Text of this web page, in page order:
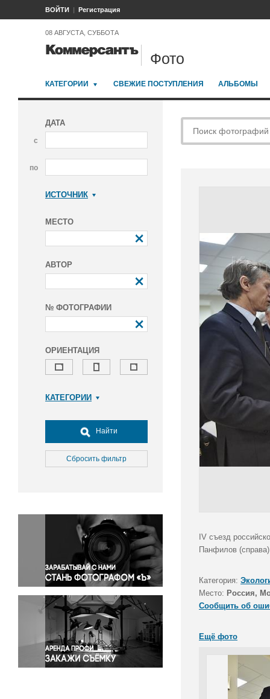
ВОЙТИ Регистрация
08 АВГУСТА, СУББОТА
Фото
КАТЕГОРИИ СВЕЖИЕ ПОСТУПЛЕНИЯ АЛЬБОМЫ
ДАТА
с
по
ИСТОЧНИК
МЕСТО
АВТОР
№ ФОТОГРАФИИ
ОРИЕНТАЦИЯ
КАТЕГОРИИ
Досуг, туризм и отдых
Культура
Медицина
Окружающая среда
Политика
Правосудие
Происшествия и конфликты
Религия
Светская жизнь
Спорт
Экология
Экономика и бизнес
Найти
Сбросить фильтр
IV съезд
Панфилов
Категория:
Место: Россия,
Сообщить об
Ещё фото